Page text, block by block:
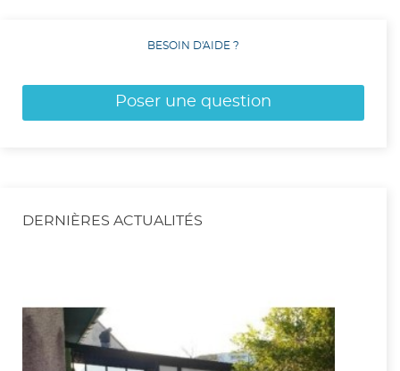
BESOIN D'AIDE ?
Poser une question
DERNIÈRES ACTUALITÉS